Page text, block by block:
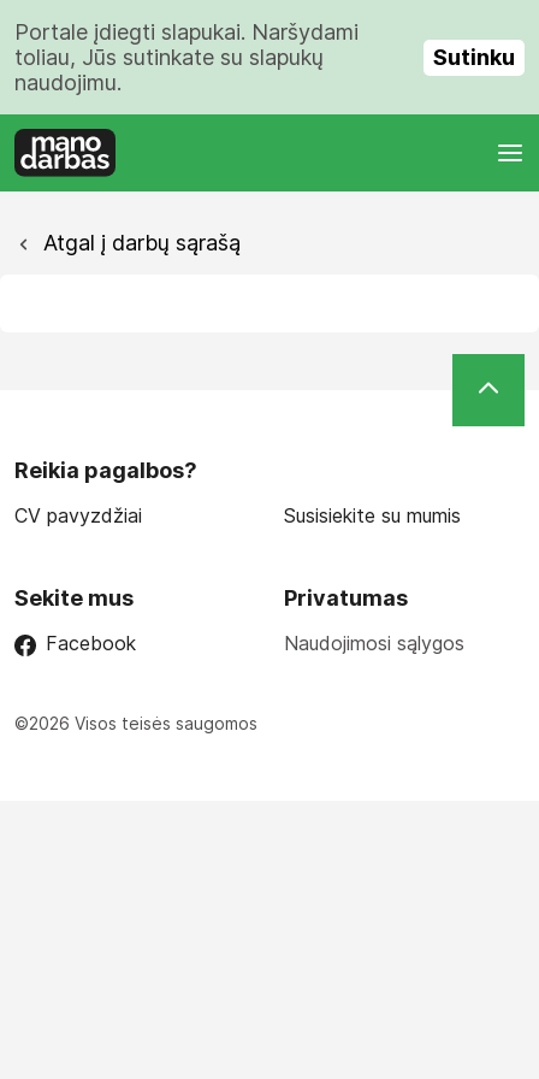
Portale įdiegti slapukai. Naršydami
toliau, Jūs sutinkate su slapukų
naudojimu.
Sutinku
Atgal į darbų sąrašą
Reikia pagalbos?
CV pavyzdžiai Susisiekite su mumis
Sekite mus
Facebook
Privatumas
Naudojimosi sąlygos
©2026 Visos teisės saugomos